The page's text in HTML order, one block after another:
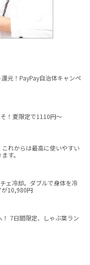
元！PayPay自治体キャンペ
！夏限定で1110円～
れからは最高に使いやすい
す。
ェ冷却。ダブルで身体を冷
が10,980円
！ 7日間限定、しゃぶ葉ラン